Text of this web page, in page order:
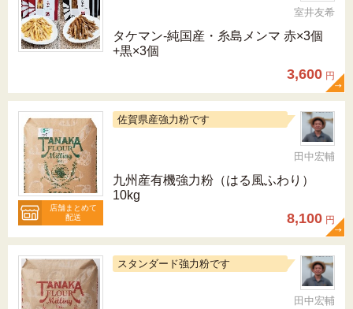
室井友希
タケマン-純国産・糸島メンマ 赤×3個
+黒×3個
3,600 円
店舗まとめて
配送
佐賀県産強力粉です
田中宏輔
九州産有機強力粉（はる風ふわり）
10kg
8,100 円
スタンダード強力粉です
田中宏輔